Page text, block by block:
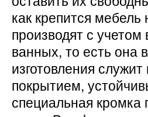
как крепится
производят с
ванных, то есть она
изготовления
покрытием,
специальная